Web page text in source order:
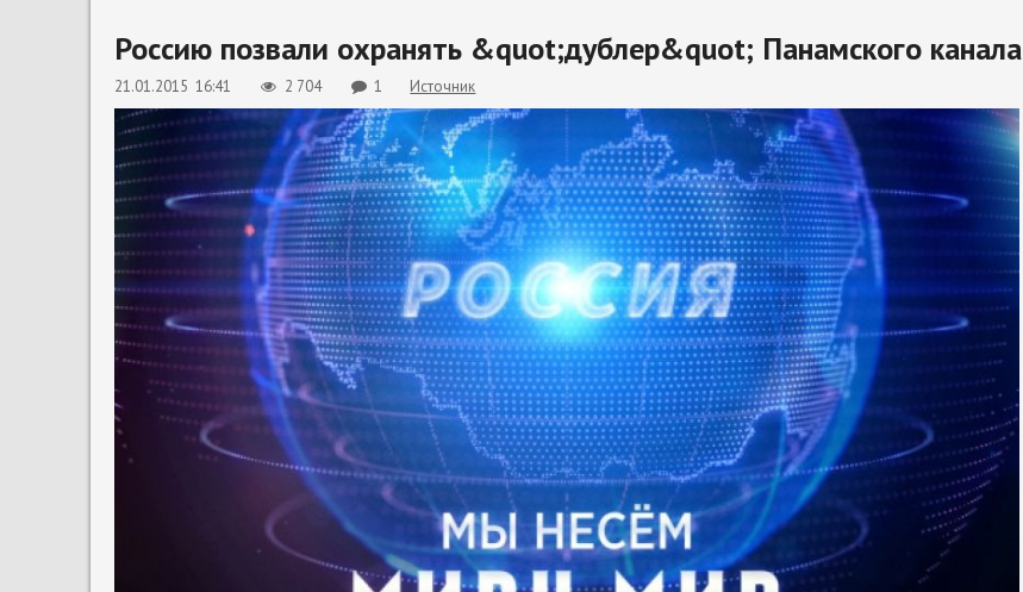
Россию позвали охранять &quot;дублер&quot; Панамского канала
21.01.2015 16:41 2 704 1 Источник